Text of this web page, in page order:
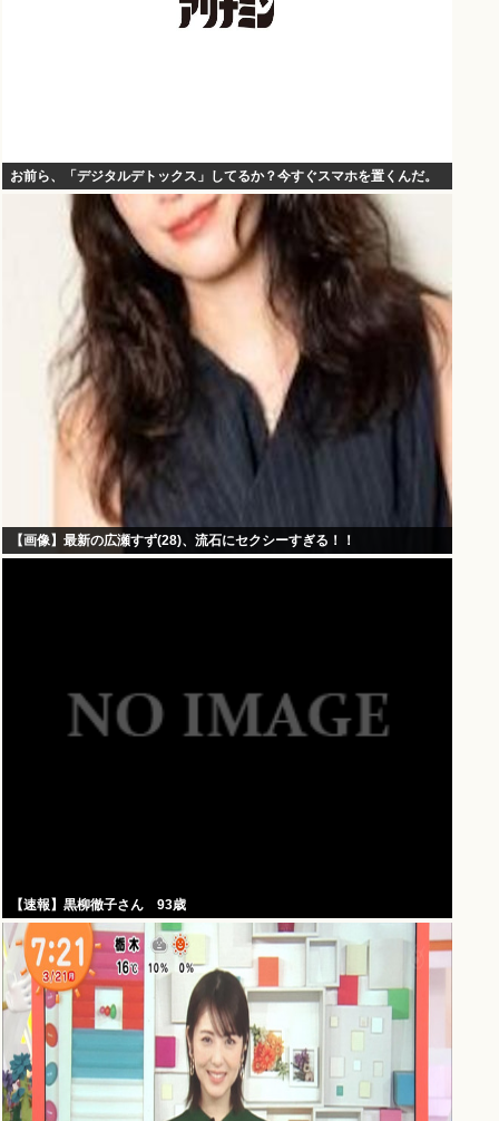
お前ら、「デジタルデトックス」してるか？今すぐスマホを置くんだ。
【画像】最新の広瀬すず(28)、流石にセクシーすぎる！！
【速報】黒柳徹子さん 93歳